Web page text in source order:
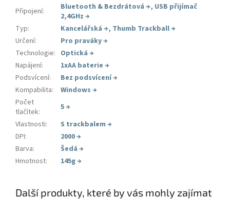
Připojení: Bluetooth & Bezdrátová →, USB přijímač
2,4GHz →
Typ: Kancelářská →, Thumb Trackball→
Určení: Pro praváky→
Technologie: Optická →
Napájení: 1xAA baterie →
Podsvícení: Bez podsvícení→
Kompabilita: Windows →
Počet
tlačítek: 5→
Vlastnosti: S trackbalem →
DPI: 2000→
Barva: Šedá →
Hmotnost: 145g→
Další produkty, které by vás mohly zajímat